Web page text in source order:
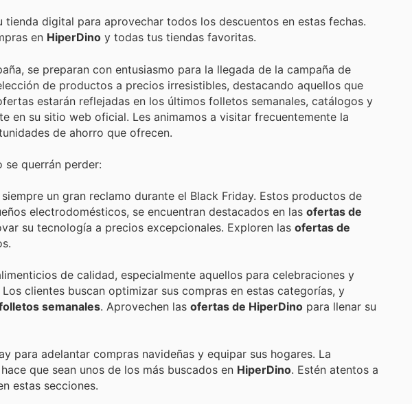
digital para aprovechar todos los descuentos en estas fechas.
en HiperDino y todas tus tiendas favoritas.
se preparan con entusiasmo para la llegada de la campaña de
de productos a precios irresistibles, destacando aquellos que
estarán reflejadas en los últimos folletos semanales, catálogos y
en su sitio web oficial. Les animamos a visitar frecuentemente la
de ahorro que ofrecen.
querrán perder:
un gran reclamo durante el Black Friday. Estos productos de
electrodomésticos, se encuentran destacados en las ofertas de
su tecnología a precios excepcionales. Exploren las ofertas de
de calidad, especialmente aquellos para celebraciones y
clientes buscan optimizar sus compras en estas categorías, y
semanales. Aprovechen las ofertas de HiperDino para llenar su
para adelantar compras navideñas y equipar sus hogares. La
que sean unos de los más buscados en HiperDino. Estén atentos a
estas secciones.